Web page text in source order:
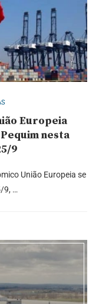
Europeia
nesta
9
União Europeia se
9, …